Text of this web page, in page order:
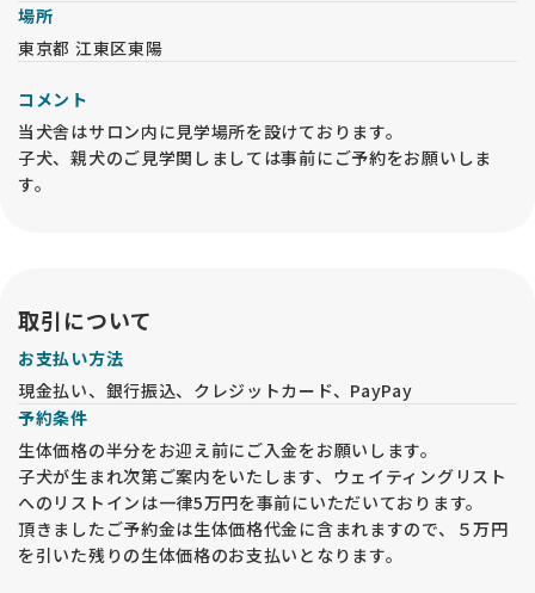
■ サプリメント
子犬期からおすすめしている、お腹用サプリメント等をお付け
リードやハーネスなど、すぐにお散歩を始められる用品です。
■ ご相談サポート
【場合により含まれるもの】
■ 避妊・去勢手術
本契約後、すぐに実施できる場合は提携動物病院にて実施いた
します。
術後1週間ほど経過し、投薬終了後のお引き渡しとなります。
同時に残存乳歯がある場合は抜歯も込み
適切な時期での避妊・去勢手術をこちらの指定病院にて行って
場所
東京都 江東区東陽
コメント
当犬舎はサロン内に見学場所を設けております。
子犬、親犬のご見学関しましては事前にご予約をお願いしま
す。
取引について
お支払い方法
現金払い、銀行振込、クレジットカード、PayPay
予約条件
生体価格の半分をお迎え前にご入金をお願いします。
子犬が生まれ次第ご案内をいたします、ウェイティングリスト
へのリストインは一律5万円を事前にいただいております。
頂きましたご予約金は生体価格代金に含まれますので、５万円
を引いた残りの生体価格のお支払いとなります。